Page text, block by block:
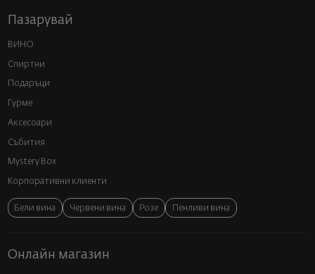
Пазарувай
ВИНО
Спиртни
Подаръци
Гурме
Аксесоари
Събития
Mystery Box
Корпоративни клиенти
Бели вина Червени вина Розе Пенливи вина
Онлайн магазин